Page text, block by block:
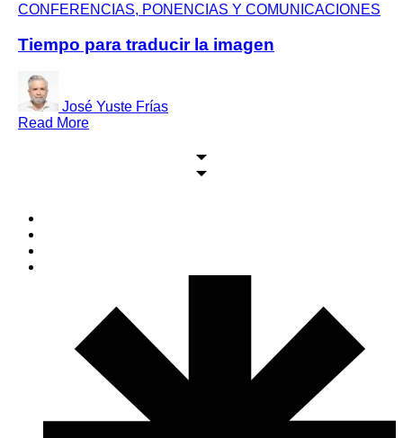
CONFERENCIAS, PONENCIAS Y COMUNICACIONES
Tiempo para traducir la imagen
José Yuste Frías
Read More